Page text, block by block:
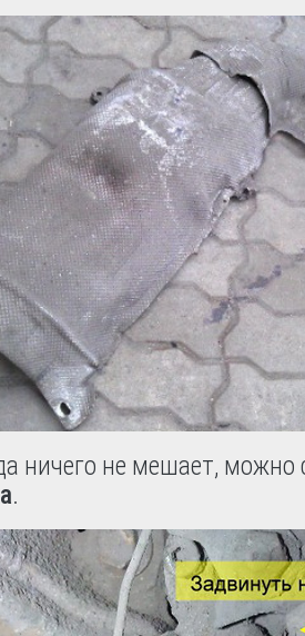
ничего не мешает,
.